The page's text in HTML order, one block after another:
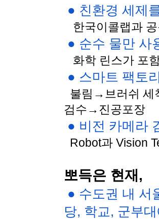
● 친환경 세제
한국이콜랩과
● 순수 물만 사
화학 린스가 포
● 스마트 팩토
불림→브러쉬
검수→진공포장
● 비전 카메라
Robot과 Vision
뽀득은 현재,
● 수도권 내 서
당, 학교, 군부